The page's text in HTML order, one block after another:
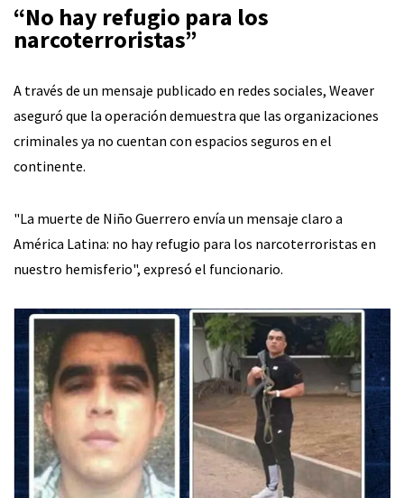
“No hay refugio para los
narcoterroristas”
A través de un mensaje publicado en redes sociales, Weaver
aseguró que la operación demuestra que las organizaciones
criminales ya no cuentan con espacios seguros en el
continente.
"La muerte de Niño Guerrero envía un mensaje claro a
América Latina: no hay refugio para los narcoterroristas en
nuestro hemisferio", expresó el funcionario.